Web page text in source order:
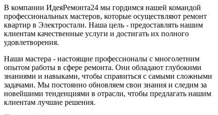
В компании ИдеяРемонта24 мы гордимся нашей командой
профессиональных мастеров, которые осуществляют ремонт
квартир в Электростали. Наша цель - предоставлять нашим
клиентам качественные услуги и достигать их полного
удовлетворения.
Наши мастера - настоящие профессионалы с многолетним
опытом работы в сфере ремонта. Они обладают глубокими
знаниями и навыками, чтобы справиться с самыми сложными
задачами. Мы постоянно обновляем свои знания и следим за
новейшими тенденциями в отрасли, чтобы предлагать нашим
клиентам лучшие решения.